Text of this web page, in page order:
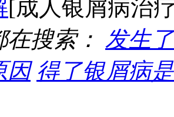
[成人银屑病治
在搜索： 发生
因 得了银屑病